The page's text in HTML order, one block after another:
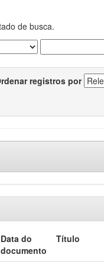
de busca.
registros por
Data do
documento
Título